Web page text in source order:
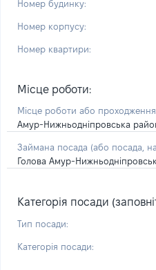
Номер будинку:
Номер корпусу:
Номер квартири:
Місце роботи:
Місце роботи або
Амур-Нижньодніпровська
Займана посада (або посада,
Голова Амур-
Категорія посади
Тип посади:
Категорія посади: